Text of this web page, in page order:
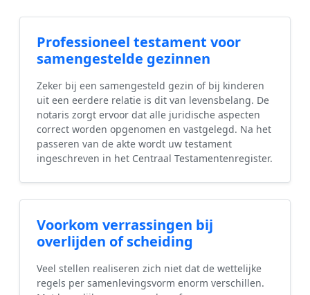
Professioneel testament voor
samengestelde gezinnen
Zeker bij een samengesteld gezin of bij kinderen
uit een eerdere relatie is dit van levensbelang. De
notaris zorgt ervoor dat alle juridische aspecten
correct worden opgenomen en vastgelegd. Na het
passeren van de akte wordt uw testament
ingeschreven in het Centraal Testamentenregister.
Voorkom verrassingen bij
overlijden of scheiding
Veel stellen realiseren zich niet dat de wettelijke
regels per samenlevingsvorm enorm verschillen.